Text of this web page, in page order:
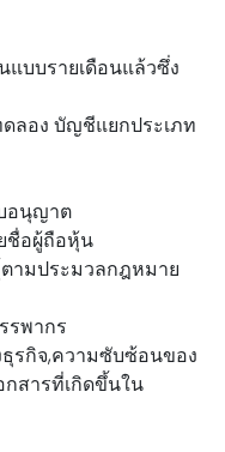
บบรายเดือนแล้วซึ่ง
ลอง บัญชีแยกประเภท
อนุญาต
ชื่อผู้ถือหุ้น
มประมวลกฎหมาย
รพากร
รกิจ,ความซับซ้อนของ
สารที่เกิดขึ้นใน